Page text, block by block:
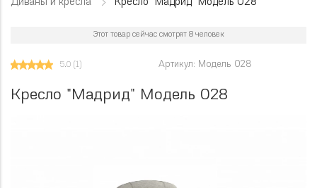
Диваны и кресла
Кресло "Мадрид" Модель 028
Артикул: Модель 028
5.0 (1)
Этот товар сейчас смотрят 8 человек
Кресло "Мадрид" Модель 028